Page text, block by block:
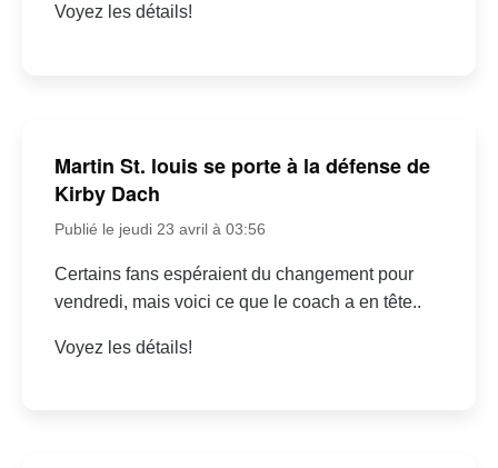
Voyez les détails!
Martin St. louis se porte à la défense de
Kirby Dach
Publié le jeudi 23 avril à 03:56
Certains fans espéraient du changement pour
vendredi, mais voici ce que le coach a en tête..
Voyez les détails!